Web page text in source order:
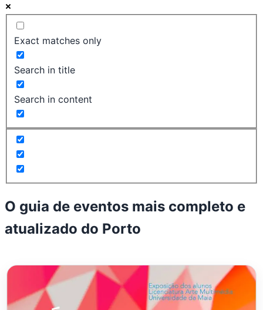
Exact matches only
Search in title
Search in content
O guia de eventos mais completo e
atualizado do Porto